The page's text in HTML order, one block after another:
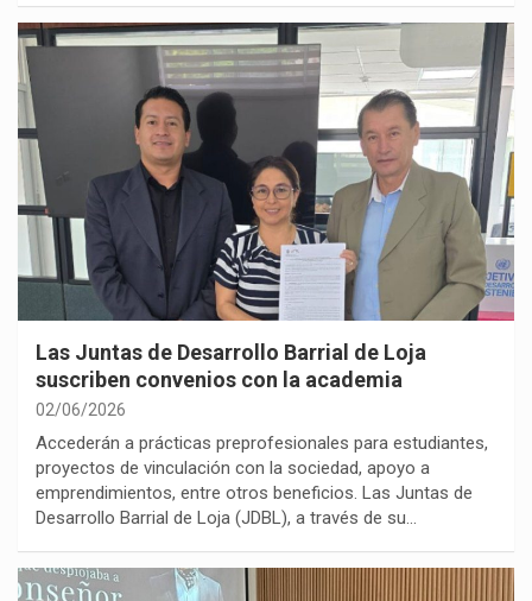
Las Juntas de Desarrollo Barrial de Loja
suscriben convenios con la academia
02/06/2026
Accederán a prácticas preprofesionales para estudiantes,
proyectos de vinculación con la sociedad, apoyo a
emprendimientos, entre otros beneficios. Las Juntas de
Desarrollo Barrial de Loja (JDBL), a través de su…